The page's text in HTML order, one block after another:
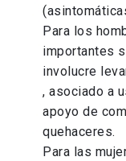
Para los
importantes
involucre
, asociado a
apoyo de
quehaceres.
Para las